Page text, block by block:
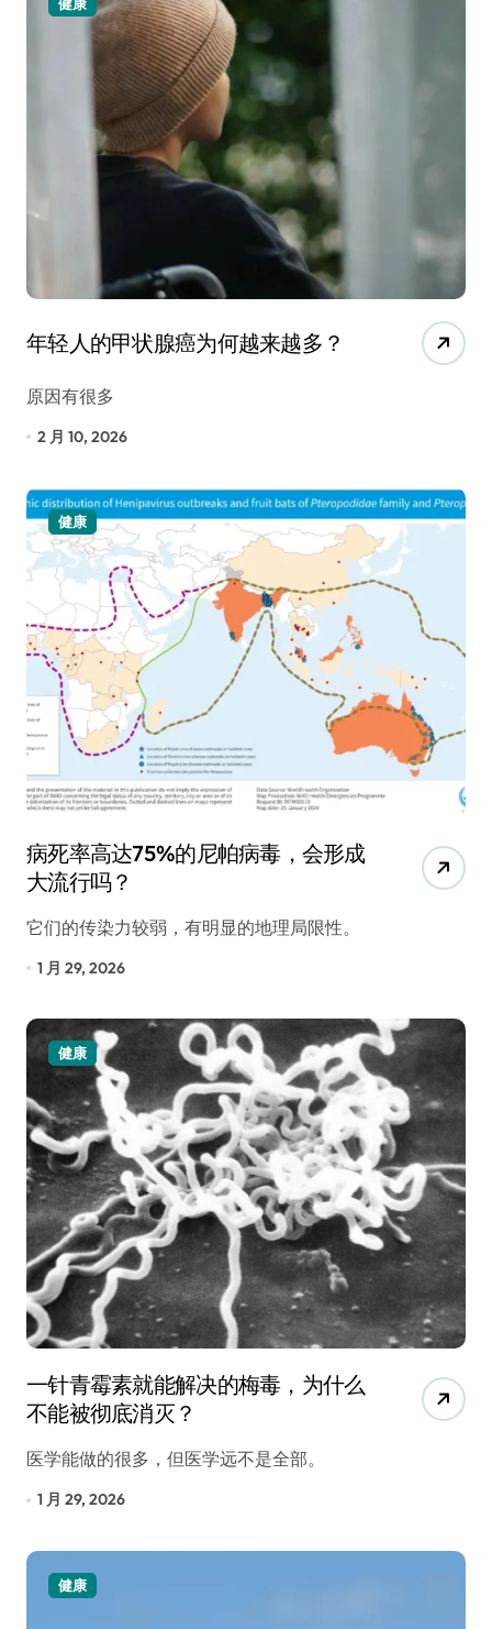
年轻人的甲状腺癌为何越来越多？
原因有很多
2 月 10, 2026
健康
病死率高达75%的尼帕病毒，会形成
大流行吗？
它们的传染力较弱，有明显的地理局限性。
1 月 29, 2026
健康
一针青霉素就能解决的梅毒，为什么
不能被彻底消灭？
医学能做的很多，但医学远不是全部。
1 月 29, 2026
健康